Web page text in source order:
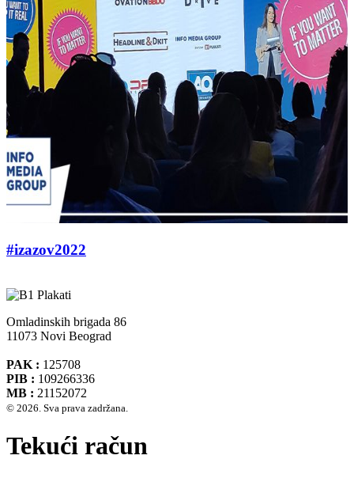
#izazov2022
Omladinskih brigada 86
11073 Novi Beograd
PAK : 125708
PIB : 109266336
MB : 21152072
© 2026. Sva prava zadržana.
Tekući račun